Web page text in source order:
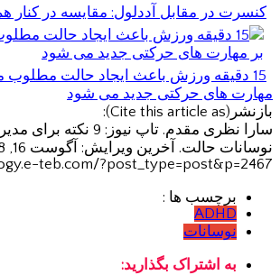
کنسرت در مقابل آددلول: مقایسه در کنار
15 دقیقه ورزش باعث ایجاد حالت مطلوب
مهارت های حرکتی جدید می شود
بازنشر(Cite this article as):
teb.com/?post_type=post&p=2467
برچسب ها :
ADHD
نوسانات
به اشتراک بگذارید: